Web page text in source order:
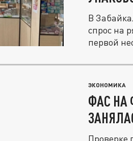
В
спрос на
первой
ЭКОНОМИКА
ФАС НА
Проверке